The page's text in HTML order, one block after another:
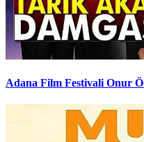
Adana Film Festivali Onur